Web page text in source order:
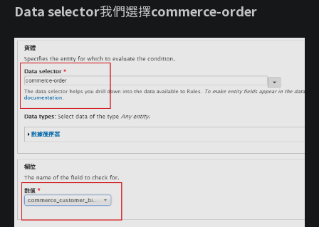
Data selector我們選擇commerce-order